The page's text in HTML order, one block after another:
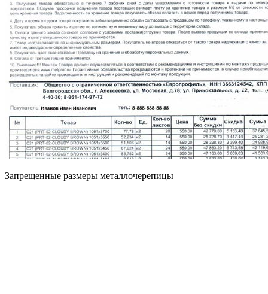
Запрещенные размеры металлочерепицы